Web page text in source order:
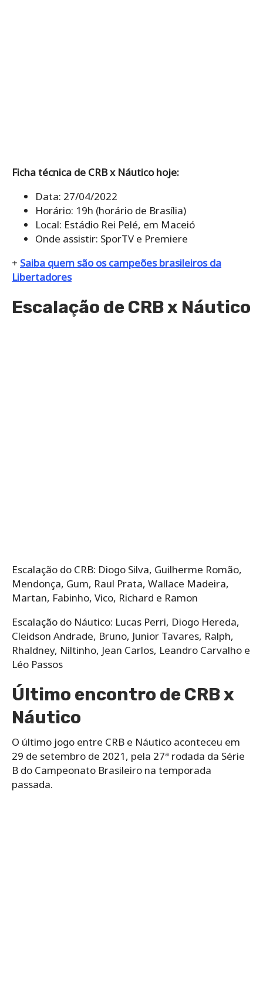
Ficha técnica de CRB x Náutico hoje:
Data: 27/04/2022
Horário: 19h (horário de Brasília)
Local: Estádio Rei Pelé, em Maceió
Onde assistir: SporTV e Premiere
+ Saiba quem são os campeões brasileiros da
Libertadores
Escalação de CRB x Náutico
Escalação do CRB:​ Diogo Silva, Guilherme Romão,
Mendonça, Gum, Raul Prata, Wallace Madeira,
Martan, Fabinho, Vico, Richard e Ramon
Escalação do Náutico: Lucas Perri, Diogo Hereda,
Cleidson Andrade, Bruno, Junior Tavares, Ralph,
Rhaldney, Niltinho, Jean Carlos, Leandro Carvalho e
Léo Passos
Último encontro de CRB x
Náutico
O último jogo entre CRB e Náutico aconteceu em
29 de setembro de 2021, pela 27ª rodada da Série
B do Campeonato Brasileiro na temporada
passada.